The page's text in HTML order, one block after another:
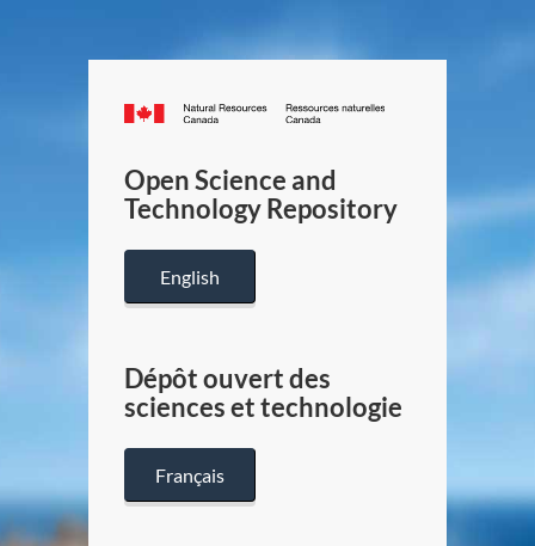
Canada.ca
/
Canada
Open Science and
Technology Repository
English
Dépôt ouvert des
sciences et technologie
Français